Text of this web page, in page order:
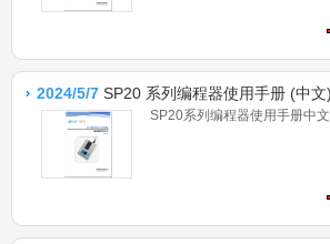
2024/5/7 SP20 系列编程器使用手册 (中文)
SP20系列编程器使用手册中